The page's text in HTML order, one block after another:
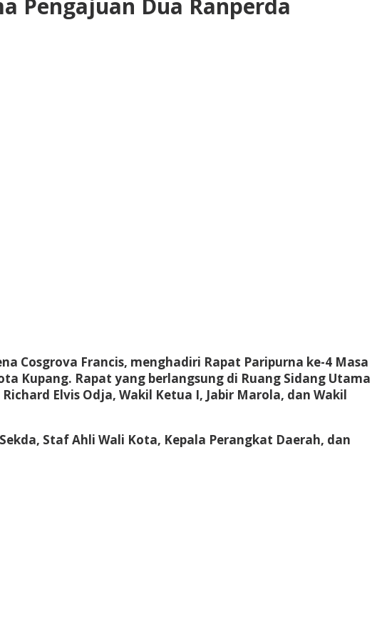
Pengajuan Dua Ranperda
Cosgrova Francis, menghadiri Rapat Paripurna ke-4 Masa
Kupang. Rapat yang berlangsung di Ruang Sidang Utama
Elvis Odja, Wakil Ketua I, Jabir Marola, dan Wakil
Staf Ahli Wali Kota, Kepala Perangkat Daerah, dan